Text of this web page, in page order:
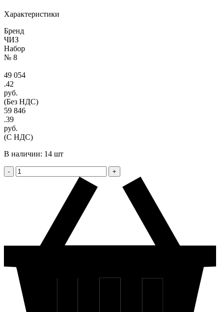
Характеристики
Бренд
ЧИЗ
Набор
№ 8
49 054
.42
руб.
(Без НДС)
59 846
.39
руб.
(С НДС)
В наличии: 14 шт